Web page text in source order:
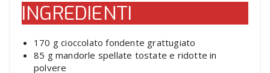
INGREDIENTI
170 g cioccolato fondente grattugiato
85 g mandorle spellate tostate e ridotte in
polvere